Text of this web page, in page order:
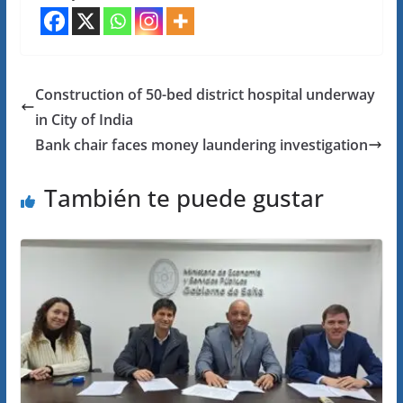
Construction of 50-bed district hospital underway
in City of India
Bank chair faces money laundering investigation
También te puede gustar